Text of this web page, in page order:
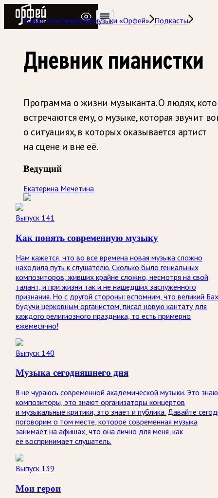
Радио Орфей
Радио классической музыки «Орфей» Подкасты
Дневник пианистки
Программа о жизни музыканта. О людях,
встречаются ему, о музыке, которая звучит
о ситуациях, в которых оказывается артист
на сцене и вне её.
Ведущий
Екатерина Мечетина
Выпуск 141
Как понять современную музыку
Нам кажется, что во все времена новая музыка сложно
находила путь к слушателю. Сколько было гениальных
композиторов, живших крайне сложно, несмотря на свой
талант, и при жизни так и не нашедших заслуженного
признания. Но с другой стороны: вспомним, что великий
будучи церковным органистом, писал новую кантату для
каждого религиозного праздника, то есть примерно
ежемесячно!
Выпуск 140
Музыка сегодняшнего дня
Я не чураюсь современной академической музыки. Это
композиторы, это знают организаторы концертов
и музыкальные критики, это знает и публика. Давайте
поговорим о том месте, которое современная музыка
занимает на афишах, что она лично для меня, как
её воспринимает слушатель.
Выпуск 139
Мои герои